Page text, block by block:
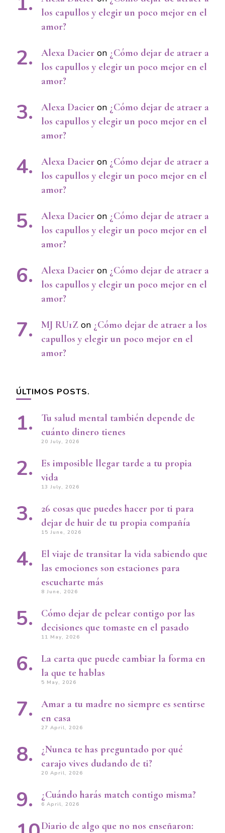
los capullos y elegir un poco mejor en el
amor?
Alexa Dacier on ¿Cómo dejar de atraer a
los capullos y elegir un poco mejor en el
amor?
Alexa Dacier on ¿Cómo dejar de atraer a
los capullos y elegir un poco mejor en el
amor?
Alexa Dacier on ¿Cómo dejar de atraer a
los capullos y elegir un poco mejor en el
amor?
Alexa Dacier on ¿Cómo dejar de atraer a
los capullos y elegir un poco mejor en el
amor?
Alexa Dacier on ¿Cómo dejar de atraer a
los capullos y elegir un poco mejor en el
amor?
MJ RU1Z on ¿Cómo dejar de atraer a los
capullos y elegir un poco mejor en el
amor?
ÚLTIMOS POSTS.
Tu salud mental también depende de
cuánto dinero tienes
20 July, 2026
Es imposible llegar tarde a tu propia
vida
13 July, 2026
26 cosas que puedes hacer por ti para
dejar de huir de tu propia compañía
15 June, 2026
El viaje de transitar la vida sabiendo que
las emociones son estaciones para
escucharte más
8 June, 2026
Cómo dejar de pelear contigo por las
decisiones que tomaste en el pasado
11 May, 2026
La carta que puede cambiar la forma en
la que te hablas
5 May, 2026
Amar a tu madre no siempre es sentirse
en casa
27 April, 2026
¿Nunca te has preguntado por qué
carajo vives dudando de ti?
20 April, 2026
¿Cuándo harás match contigo misma?
6 April, 2026
Diario de algo que no nos enseñaron: